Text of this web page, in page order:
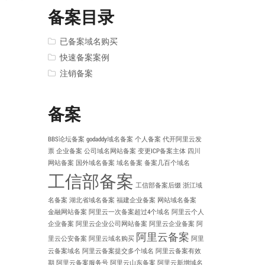
备案目录
已备案域名购买
快速备案案例
注销备案
备案
BBS论坛备案 godaddy域名备案 个人备案 代开阿里云发
票 企业备案 公司域名网站备案 变更ICP备案主体 四川
网站备案 国外域名备案 域名备案 备案几百个域名
工信部备案 工信部备案后缀 浙江域
名备案 湖北省域名备案 福建企业备案 网站域名备案
金融网站备案 阿里云一次备案超过4个域名 阿里云个人
企业备案 阿里云企业公司网站备案 阿里云企业备案 阿
里云公安备案 阿里云域名购买 阿里云备案 阿里
云备案域名 阿里云备案提交多个域名 阿里云备案有效
期 阿里云备案服务号 阿里云山东备案 阿里云新增域名